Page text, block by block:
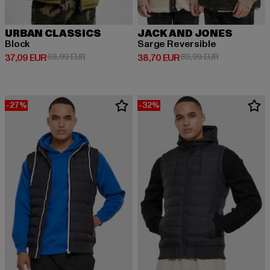
URBAN CLASSICS
Block
37,09 EUR
Derzeitiger Preis: 37,09 EUR
69,99 EURAktionspreis: 69,99 EUR
JACK AND JONES
Sarge Reversible
38,70 EUR
Derzeitiger Preis: 38,70 EUR
89,99 EURAktionspreis:
-27% -32%